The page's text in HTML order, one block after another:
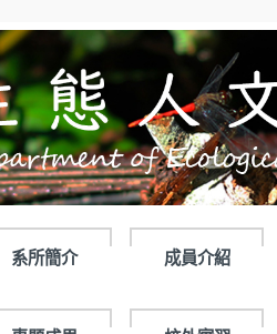
系所簡介 成員介紹